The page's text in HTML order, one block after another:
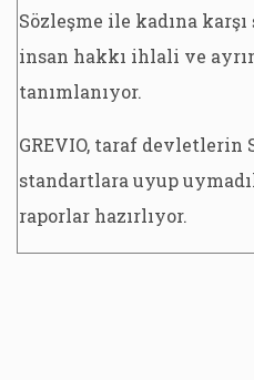
Sözleşme ile kadına
insan hakkı ihlali ve
tanımlanıyor.
GREVIO, taraf devletlerin
standartlara uyup
raporlar hazırlıyor.